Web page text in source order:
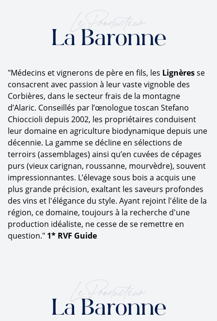
Le Producteur
La Baronne
"Médecins et vignerons de père en fils, les Lignèresse
consacrent avec passion à leur vaste vignoble des
Corbières, dans le secteur frais de la montagne
d’Alaric. Conseillés par l’œnologue toscan Stefano
Chioccioli depuis 2002, les propriétaires conduisent
leur domaine en agriculture biodynamique depuis une
décennie. La gamme se décline en sélections de
terroirs (assemblages) ainsi qu’en cuvées de cépages
purs (vieux carignan, roussanne, mourvèdre), souvent
impressionnantes. L’élevage sous bois a acquis une
plus grande précision, exaltant les saveurs profondes
des vins et l'élégance du style. Ayant rejoint l'élite de la
région, ce domaine, toujours à la recherche d'une
production idéaliste, ne cesse de se remettre en
question." 1* RVF Guide
Le Producteur
La Baronne